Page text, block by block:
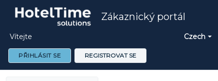
Zákaznický portál
Czech
Vítejte
PŘIHLÁSIT SE REGISTROVAT SE